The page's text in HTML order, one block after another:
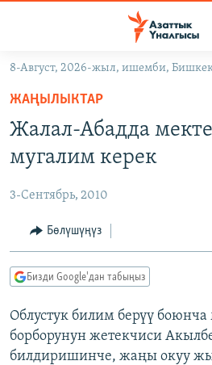
Навигацияга
өтүңүз
Издөөгө
салыңыз
ЭКОНОМИКА
МАДАНИЯТ
БОРБОР АЗИЯ
УКРАИНА
АТАЙЫН ИЛИКТӨӨ
ТВ ПРОГРАММАЛАР
ЭКСПЕРТТЕР ТАЛДАЙТ
БИЗ ЖАНА ДҮЙНӨ
ДАНИСТЕ
ӨЗГӨЧӨ ПИКИР
Русский
8-Август, 2026-жыл, ишемби,
ЖАҢЫЛЫКТАР
Жалал-Абадда
мугалим керек
3-Сентябрь, 2010
Бөлүшүңүз
Бизди Google'дан табыңыз
Облустук билим берүү
борборунун жетекчиси
билдиришинче, жаңы окуу